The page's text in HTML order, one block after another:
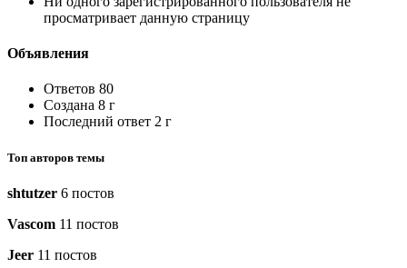
просматривает данную страницу
Объявления
Ответов 80
Создана 8 г
Последний ответ 2 г
Топ авторов темы
shtutzer 6 постов
Vascom 11 постов
Jeer 11 постов